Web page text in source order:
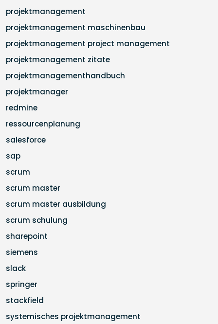
projektmanagement
projektmanagement maschinenbau
projektmanagement project management
projektmanagement zitate
projektmanagementhandbuch
projektmanager
redmine
ressourcenplanung
salesforce
sap
scrum
scrum master
scrum master ausbildung
scrum schulung
sharepoint
siemens
slack
springer
stackfield
systemisches projektmanagement